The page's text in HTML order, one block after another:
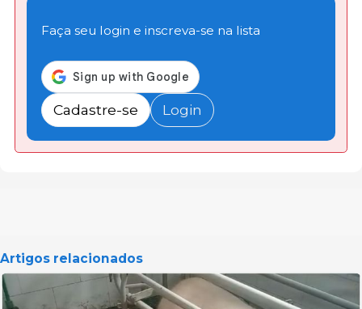
Faça seu login e inscreva-se na lista
Cadastre-se Login
Artigos relacionados